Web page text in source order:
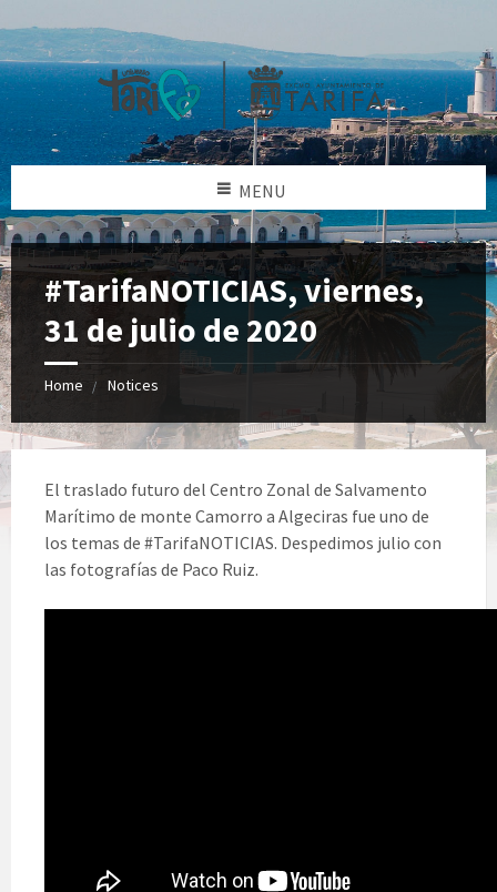
MENU
#TarifaNOTICIAS, viernes,
31 de julio de 2020
Home Notices
El traslado futuro del Centro Zonal de Salvamento
Marítimo de monte Camorro a Algeciras fue uno de
los temas de #TarifaNOTICIAS. Despedimos julio con
las fotografías de Paco Ruiz.